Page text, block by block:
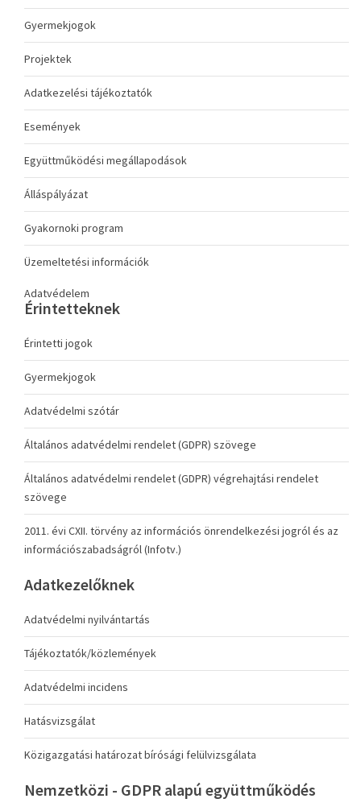
Gyermekjogok
Projektek
Adatkezelési tájékoztatók
Események
Együttműködési megállapodások
Álláspályázat
Gyakornoki program
Üzemeltetési információk
Adatvédelem
Érintetteknek
Érintetti jogok
Gyermekjogok
Adatvédelmi szótár
Általános adatvédelmi rendelet (GDPR) szövege
Általános adatvédelmi rendelet (GDPR) végrehajtási rendelet
szövege
2011. évi CXII. törvény az információs önrendelkezési jogról és az
információszabadságról (Infotv.)
Adatkezelőknek
Adatvédelmi nyilvántartás
Tájékoztatók/közlemények
Adatvédelmi incidens
Hatásvizsgálat
Közigazgatási határozat bírósági felülvizsgálata
Nemzetközi - GDPR alapú együttműködés